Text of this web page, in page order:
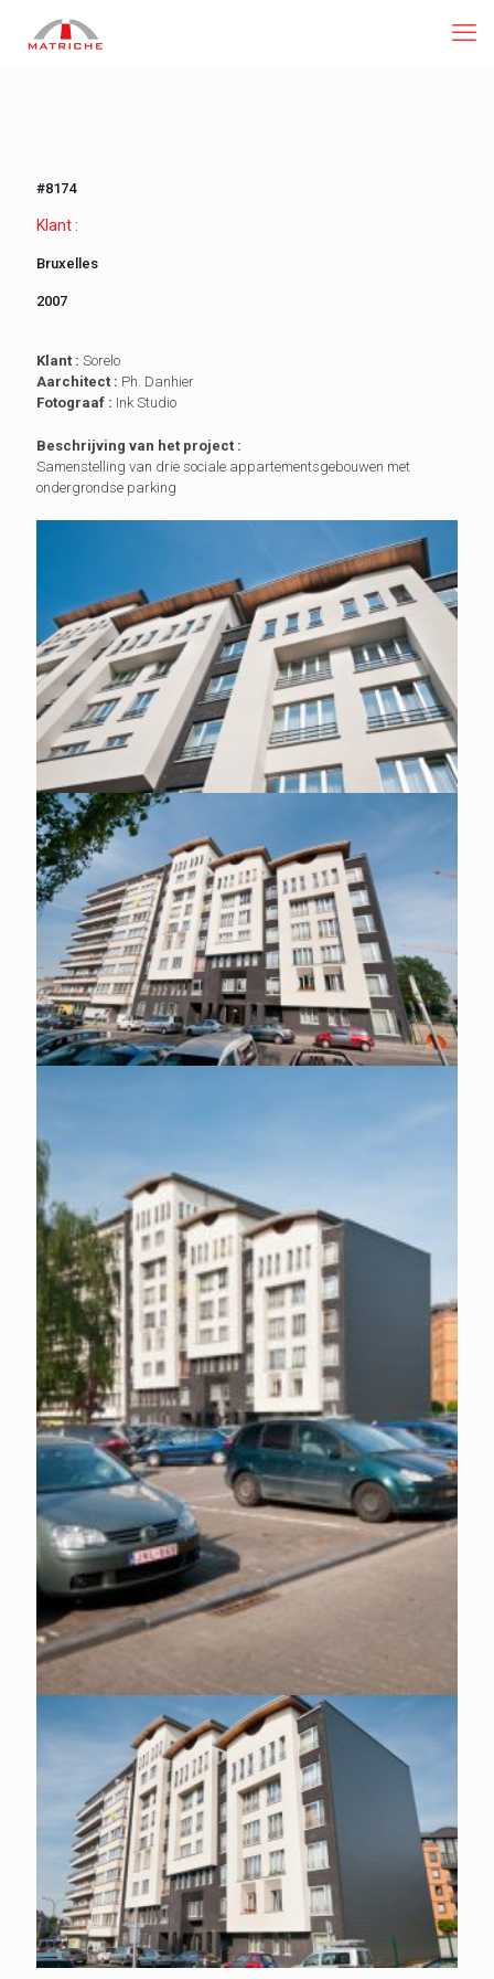
#8174
Klant :
Bruxelles
2007
Klant : Sorelo
Aarchitect : Ph. Danhier
Fotograaf : Ink Studio
Beschrijving van het project :
Samenstelling van drie sociale appartementsgebouwen met
ondergrondse parking